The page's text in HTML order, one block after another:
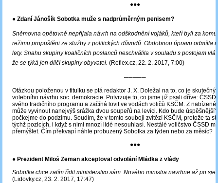
●●●
● Zdaní Jánošík Sobotka muže s nadprůměrným penisem?
Sněmovna opětovně nepřijala návrh na odškodnění vojáků, kteří byli za
režimu propuštěni ze služby z politických důvodů. Obdobnou úpravu odmítla
lety. Snahu skupiny koaličních poslanců neschválila v souladu s postojem
že se týká jen dílčí skupiny obyvatel. (Reflex.cz, 22. 2. 2017, 7:00)
─────
Otázkou položenou v titulku se ptá redaktor J. X. Doležal na to, co je
volebního návrhu soc. demokracie. Potvrzuje to, co jsme již psali dříve:
svého tradičního programu a začíná lovit ve vodách voličů KSČM. Z
může vyvinout nanejvýš srážka dvou soupeřů na levici. Kdo bude
počkejme do podzimu. Soudím, že v tomto souboji zvítězí KSČM, protože ta
týchž pozicích, i když s nimi mnozí lidé nesouhlasí. Nestálé voličstvo ČSSD
přemýšlet. Čím překvapí náhle probuzený Sobotka za týden nebo za měsíc?
●●●
● Prezident Miloš Zeman akceptoval odvolání Mládka z vlády
Sobotka chce zatím řídit ministerstvo sám. Nového ministra navrhne až po
(Lidovky.cz, 23. 2. 2017, 17:47)